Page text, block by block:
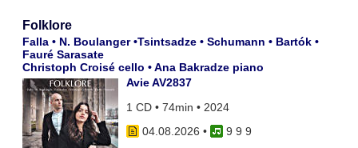
Folklore
Falla • N. Boulanger •Tsintsadze • Schumann • Bartók •
Fauré Sarasate
Christoph Croisé cello • Ana Bakradze piano
Avie AV2837
1 CD • 74min • 2024
04.08.2026 •
9 9 9